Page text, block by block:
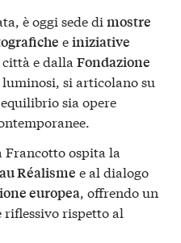
è oggi sede di mostre
einiziative
e dalla Fondazione
luminosi, si articolano su
sia opere
Francotto ospita la
Réalisme e al dialogo
europea, offrendo un
rispetto al